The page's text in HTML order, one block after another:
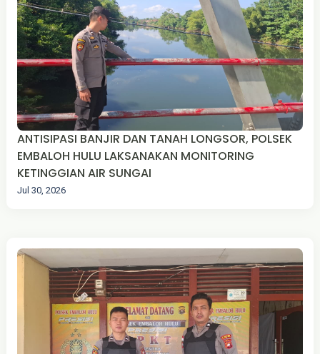
ANTISIPASI BANJIR DAN TANAH LONGSOR, POLSEK
EMBALOH HULU LAKSANAKAN MONITORING
KETINGGIAN AIR SUNGAI
Jul 30, 2026